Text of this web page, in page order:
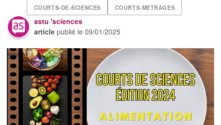
COURTS-DE-SCIENCES COURTS-METRAGES
astu 'sciences
article publié le09/01/2025